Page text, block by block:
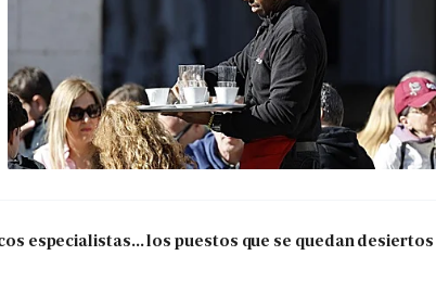
especialistas... los puestos que se quedan desiertos